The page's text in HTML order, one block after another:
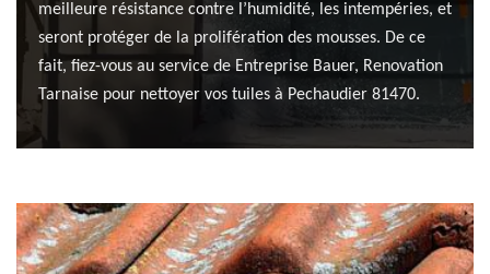
meilleure résistance contre l’humidité, les intempéries, et
seront protéger de la prolifération des mousses. De ce
fait, fiez-vous au service de Entreprise Bauer, Renovation
Tarnaise pour nettoyer vos tuiles à Pechaudier 81470.